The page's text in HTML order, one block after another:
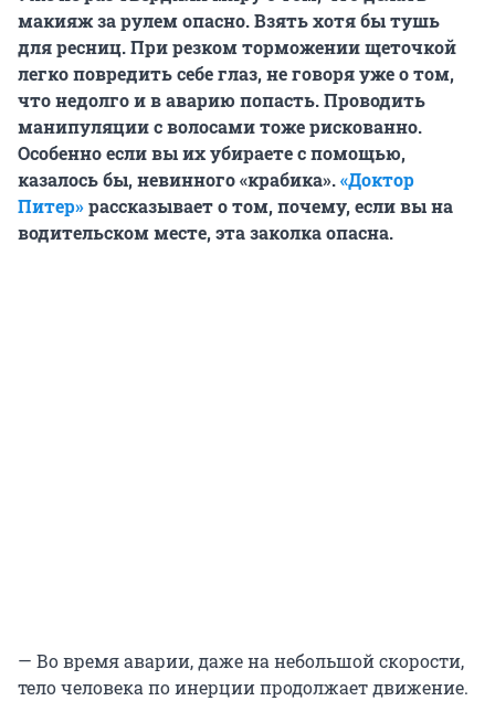
макияж за рулем опасно. Взять хотя бы тушь
для ресниц. При резком торможении щеточкой
легко повредить себе глаз, не говоря уже о том,
что недолго и в аварию попасть. Проводить
манипуляции с волосами тоже рискованно.
Особенно если вы их убираете с помощью,
казалось бы, невинного «крабика».«Доктор
Питер»рассказывает о том, почему, если вы на
водительском месте, эта заколка опасна.
— Во время аварии, даже на небольшой скорости,
тело человека по инерции продолжает движение.